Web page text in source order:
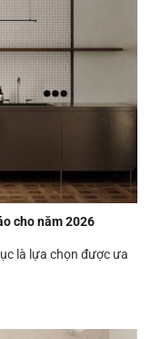
cho năm 2026
là lựa chọn được ưa